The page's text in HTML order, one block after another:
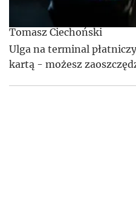
Tomasz Ciechoński
Ulga na terminal
kartą - możesz